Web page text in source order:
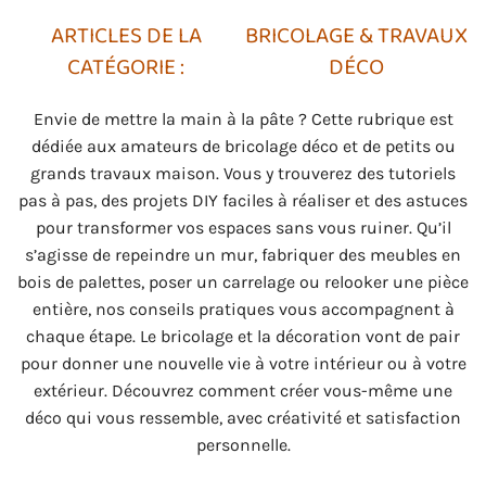
BRICOLAGE & TRAVAUX
DÉCO
Envie de mettre la main à la pâte ? Cette rubrique est
dédiée aux amateurs de bricolage déco et de petits ou
grands travaux maison. Vous y trouverez des tutoriels
pas à pas, des projets DIY faciles à réaliser et des astuces
pour transformer vos espaces sans vous ruiner. Qu’il
s’agisse de repeindre un mur, fabriquer des meubles en
bois de palettes, poser un carrelage ou relooker une pièce
entière, nos conseils pratiques vous accompagnent à
chaque étape. Le bricolage et la décoration vont de pair
pour donner une nouvelle vie à votre intérieur ou à votre
extérieur. Découvrez comment créer vous-même une
déco qui vous ressemble, avec créativité et satisfaction
personnelle.